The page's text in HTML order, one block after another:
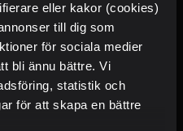
eller kakor (cookies)
till dig som
för sociala medier
bli ännu bättre. Vi
statistik och
för att skapa en bättre